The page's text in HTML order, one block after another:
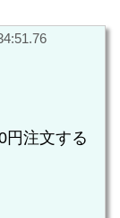
円注文する